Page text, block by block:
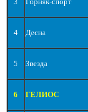
4 Десна
5 Звезда
6 ГЕЛИОС